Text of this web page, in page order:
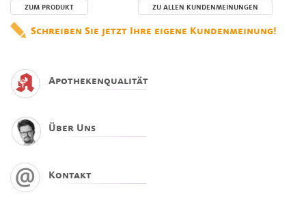
ZUM PRODUKT ZU ALLEN KUNDENMEINUNGEN
Schreiben Sie jetzt Ihre eigene Kundenmeinung!
Apothekenqualität
Über Uns
Kontakt